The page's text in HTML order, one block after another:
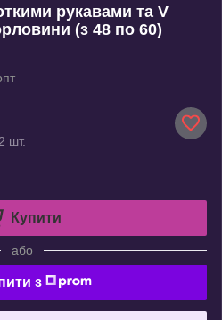
рукавами та V
(з 48 по 60)
шт.
Купити
або
з